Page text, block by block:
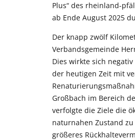
Plus“ des rheinland-
ab Ende August 2025
Der knapp zwölf
Verbandsgemeinde
Dies wirkte sich
der heutigen Zeit mit
Großbach im Bereich
verfolgte die Ziele die
naturnahen Zustand
größeres